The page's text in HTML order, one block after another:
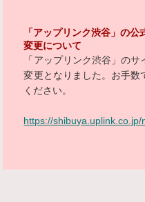
「アップリンク渋谷」の
変更について
「アップリンク渋谷」の
変更となりました。お手数
ください。
https://